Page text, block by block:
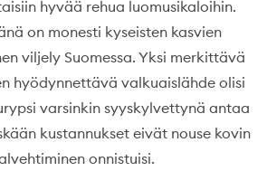
hyvää rehua luomusikaloihin.
on monesti kyseisten kasvien
viljely Suomessa. Yksi merkittävä
hyödynnettävä valkuaislähde olisi
varsinkin syyskylvettynä antaa
kustannukset eivät nouse kovin
onnistuisi.